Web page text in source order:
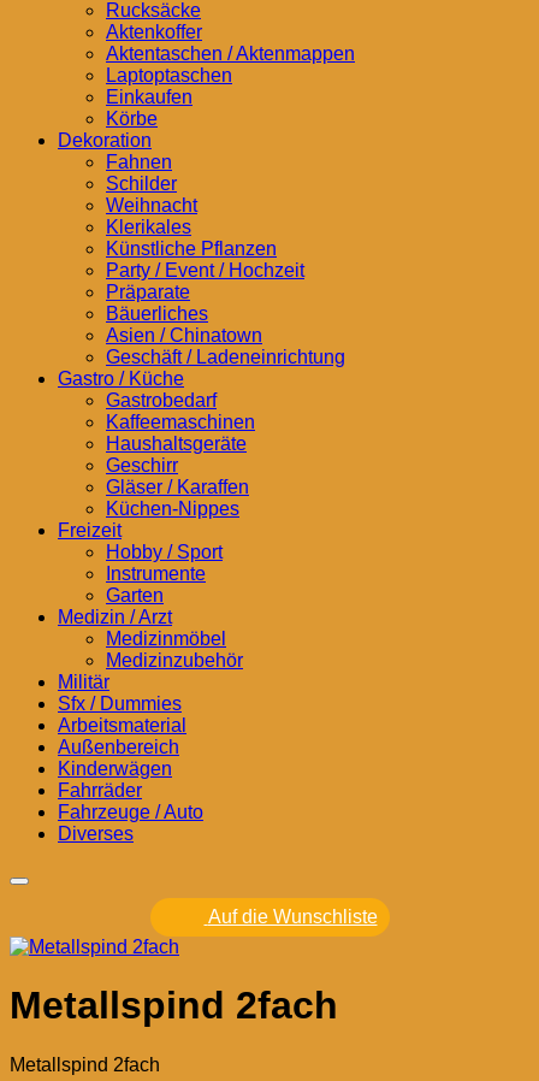
Rucksäcke
Aktenkoffer
Aktentaschen / Aktenmappen
Laptoptaschen
Einkaufen
Körbe
Dekoration
Fahnen
Schilder
Weihnacht
Klerikales
Künstliche Pflanzen
Party / Event / Hochzeit
Präparate
Bäuerliches
Asien / Chinatown
Geschäft / Ladeneinrichtung
Gastro / Küche
Gastrobedarf
Kaffeemaschinen
Haushaltsgeräte
Geschirr
Gläser / Karaffen
Küchen-Nippes
Freizeit
Hobby / Sport
Instrumente
Garten
Medizin / Arzt
Medizinmöbel
Medizinzubehör
Militär
Sfx / Dummies
Arbeitsmaterial
Außenbereich
Kinderwägen
Fahrräder
Fahrzeuge / Auto
Diverses
Auf die Wunschliste
Metallspind 2fach
Metallspind 2fach